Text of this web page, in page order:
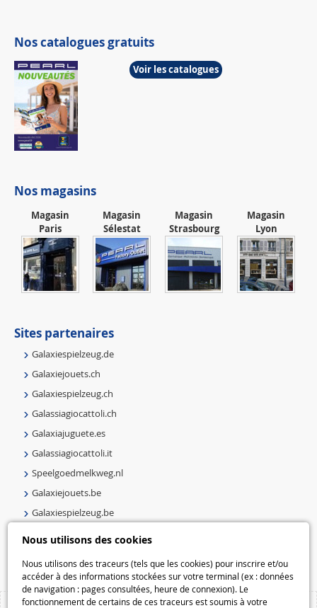
Nous utilisons des cookies
Nous utilisons des traceurs (tels que les cookies) pour inscrire et/ou
accéder à des informations stockées sur votre terminal (ex : données
de navigation : pages consultées, heure de connexion). Le
fonctionnement de certains de ces traceurs est soumis à votre
Nos catalogues gratuits
Voir les catalogues
Nos magasins
Magasin
Paris
Magasin
Sélestat
Magasin
Strasbourg
Magasin
Lyon
Sites partenaires
Galaxiespielzeug.de
Galaxiejouets.ch
Galaxiespielzeug.ch
Galassiagiocattoli.ch
Galaxiajuguete.es
Galassiagiocattoli.it
Speelgoedmelkweg.nl
Galaxiejouets.be
Galaxiespielzeug.be